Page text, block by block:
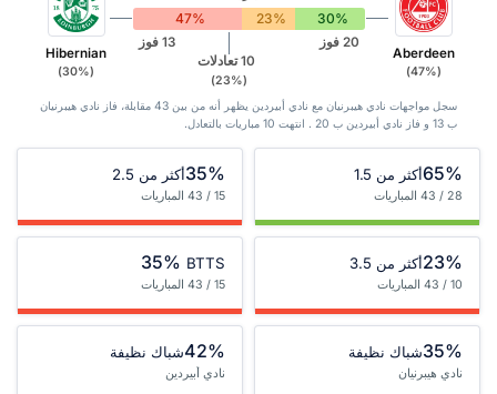
Hibernian
(30%)
30%
23%
47%
13 فوز
10 تعادلات
(23%)
20 فوز
Aberdeen
(47%)
سجل مواجهات نادي هيبرنيان مع نادي أبيردين يظهر أنه من بين 43 ‏مقابلة، فاز نادي هيبرنيان
ب 13 و فاز نادي أبيردين ب 20 . انتهت 10 مباريات بالتعادل.
65%أكثر من 1.5
28 / 43 المباريات
35%أكثر من 2.5
15 / 43 المباريات
23%أكثر من 3.5
10 / 43 المباريات
35% BTTS
15 / 43 المباريات
35%شباك نظيفة
نادي هيبرنيان
42%شباك نظيفة
نادي أبيردين